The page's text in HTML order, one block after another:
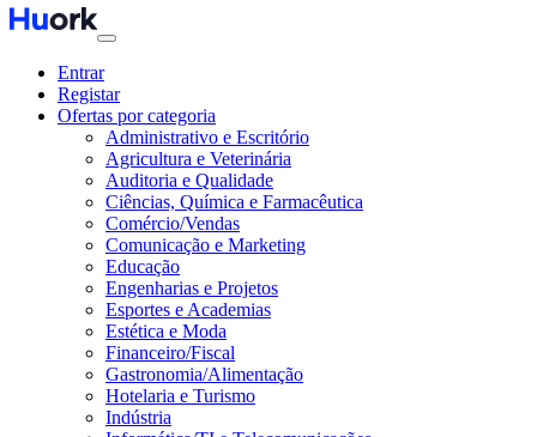
Entrar
Registar
Ofertas por categoria
Administrativo e Escritório
Agricultura e Veterinária
Auditoria e Qualidade
Ciências, Química e Farmacêutica
Comércio/Vendas
Comunicação e Marketing
Educação
Engenharias e Projetos
Esportes e Academias
Estética e Moda
Financeiro/Fiscal
Gastronomia/Alimentação
Hotelaria e Turismo
Indústria